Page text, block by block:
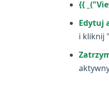
{{
Edytuj
i kliknij